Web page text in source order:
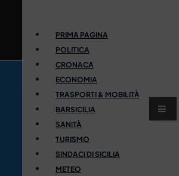
PRIMA PAGINA
POLITICA
CRONACA
ECONOMIA
TRASPORTI & MOBILITÀ
BARSICILIA
SANITÀ
TURISMO
SINDACI DI SICILIA
METEO